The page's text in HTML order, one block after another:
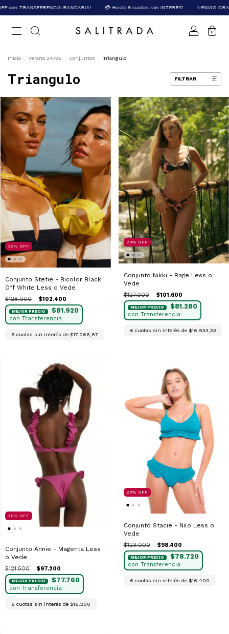
BANCARIA! 💳 Hasta 6 cuotas sin INTERÉS! ✨ENVIO GRATIS +
0
Inicio Verano 24/25 Conjuntos Triangulo
Triangulo FILTRAR
20% OFF
Conjunto Stefie - Bicolor Black
Off White Less o Vede
$128.000 $102.400
$81.920
6 cuotas sin interés de $17.066,67
20% OFF
Conjunto Nikki - Rage Less o
Vede
$127.000 $101.600
$81.280
6 cuotas sin interés de $16.933,33
20% OFF
Conjunto Annie - Magenta Less
o Vede
$121.500 $97.200
$77.760
6 cuotas sin interés de $16.200
20% OFF
Conjunto Stacie - Nilo Less o
Vede
$123.000 $98.400
$78.720
6 cuotas sin interés de $16.400